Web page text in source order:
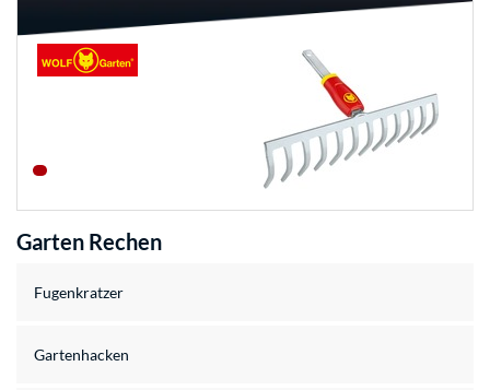
Garten Rechen
Fugenkratzer
Gartenhacken